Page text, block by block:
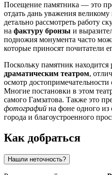
Посещение памятника — это
отдать дань уважения
детально рассмотреть работу
на фактуру бронзы и
подножия монумента часто
которые приносят почитатели
Поскольку памятник находится
драматическим театром,
осмотр
Многие постановки в этом
самого Гамзатова. Также это
фотографий на фоне одного
города и благоустроенного
Как добраться
Нашли неточность?